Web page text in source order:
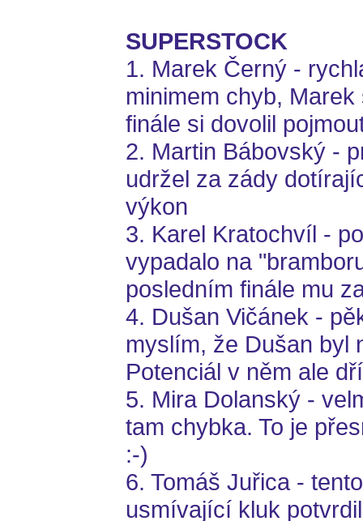
SUPERSTOCK
1. Marek Černý -
minimem chyb,
finále si dovolil
2. Martin Bábovský -
udržel za zády
výkon
3. Karel Kratochvíl -
vypadalo na
posledním finále mu
4. Dušan Vičánek -
myslím, že Dušan byl
Potenciál v něm ale
5. Mira Dolanský -
tam chybka. To je
:-)
6. Tomáš Juřica -
usmívající kluk